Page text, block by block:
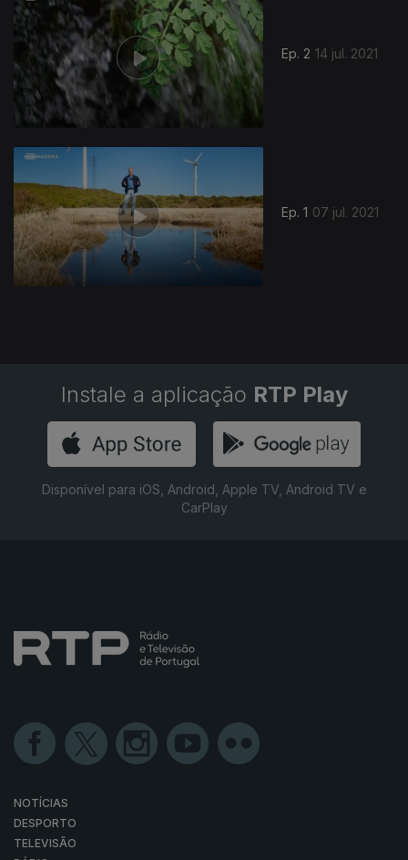
Ep. 2 14 jul. 2021
Ep. 1 07 jul. 2021
Instale a aplicação RTP Play
Disponível para iOS, Android, Apple TV, Android TV e
CarPlay
NOTÍCIAS
DESPORTO
TELEVISÃO